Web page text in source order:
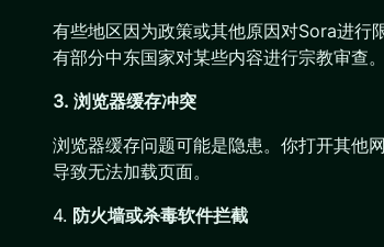
有些地区因为政策或其他原因对Sora进
有部分中东国家对某些内容进行宗教审查
3. 浏览器缓存冲突
浏览器缓存问题可能是隐患。你打开其他
导致无法加载页面。
4. 防火墙或杀毒软件拦截